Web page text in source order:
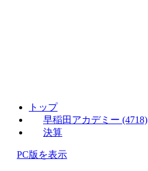
トップ
早稲田アカデミー (4718)
決算
PC版を表示